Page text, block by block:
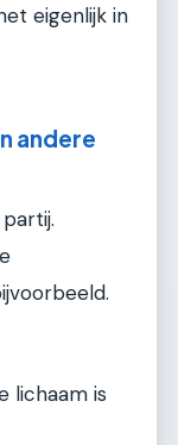
eigenlijk in
andere
lichaam is